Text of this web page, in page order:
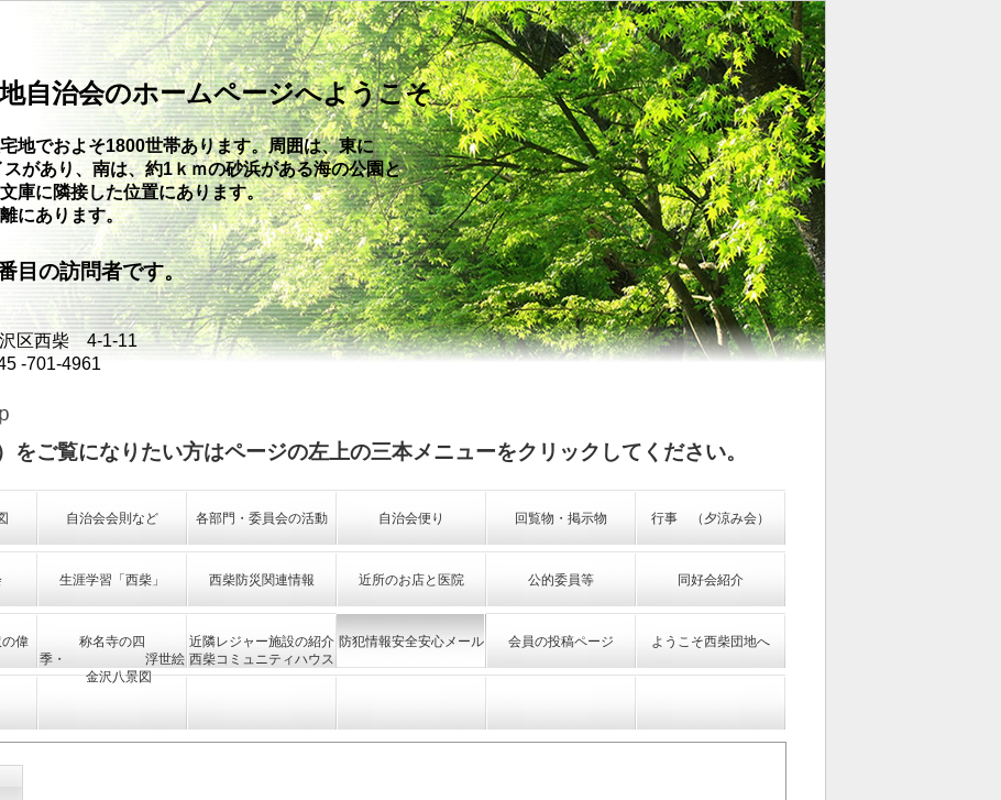
自治会のホームページへようこそ
地でおよそ1800世帯あります。周囲は、東に
があり、南は、約1ｋｍの砂浜がある海の公園と
庫に隣接した位置にあります。
にあります。
目の訪問者です。
区西柴 4-1-11
-701-4961
ご覧になりたい方はページの左上の三本メニューをクリックしてください。
自治会会則など 各部門・委員会の活動 自治会便り 回覧物・掲示物 行事 （夕涼み会）
生涯学習「西柴」 西柴防災関連情報 近所のお店と医院 公的委員等 同好会紹介
偉
称名寺の四
季・ 浮世絵
金沢八景図
近隣レジャー施設の紹介
西柴コミュニティハウス
防犯情報安全安心メール 会員の投稿ページ ようこそ西柴団地へ